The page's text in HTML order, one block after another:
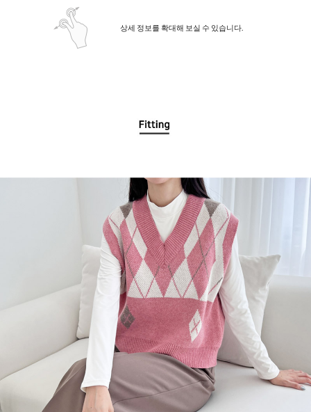
상세 정보를 확대해 보실 수 있습니다.